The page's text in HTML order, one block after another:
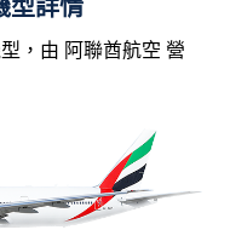
型詳情
，由 阿聯酋航空 營